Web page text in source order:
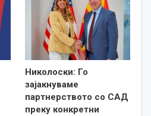
Николоски: Го
зајакнуваме
партнерството со САД
преку конкретни